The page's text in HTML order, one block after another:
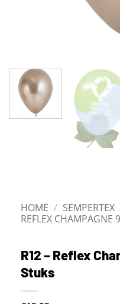
HOME / SEMPERTEX
REFLEX CHAMPAGNE
R12 – Reflex
Stuks